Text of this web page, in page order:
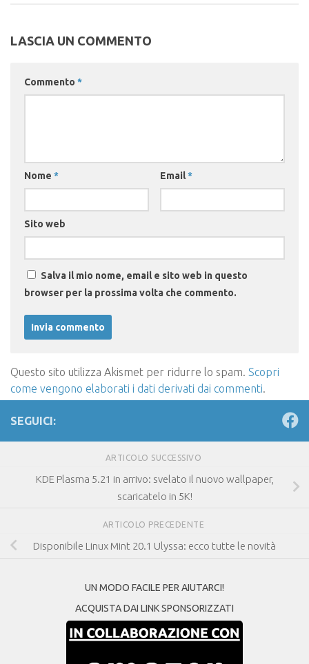
LASCIA UN COMMENTO
Commento *
Nome * Email*
Sito web
Salva il mio nome, email e sito web in questo
browser per la prossima volta che commento.
Questo sito utilizza Akismet per ridurre lo spam. Scopri
come vengono elaborati i dati derivati dai commenti
SEGUICI:
ARTICOLO SUCCESSIVO
KDE Plasma 5.21 in arrivo: svelato il nuovo wallpaper,
scaricatelo in 5K!
ARTICOLO PRECEDENTE
Disponibile Linux Mint 20.1 Ulyssa: ecco tutte le novità
UN MODO FACILE PER AIUTARCI!
ACQUISTA DAI LINK SPONSORIZZATI